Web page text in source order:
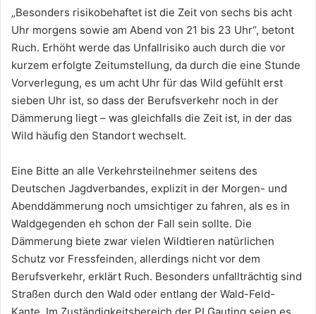
„Besonders risikobehaftet ist die Zeit von sechs bis acht
Uhr morgens sowie am Abend von 21 bis 23 Uhr“, betont
Ruch. Erhöht werde das Unfallrisiko auch durch die vor
kurzem erfolgte Zeitumstellung, da durch die eine Stunde
Vorverlegung, es um acht Uhr für das Wild gefühlt erst
sieben Uhr ist, so dass der Berufsverkehr noch in der
Dämmerung liegt – was gleichfalls die Zeit ist, in der das
Wild häufig den Standort wechselt.
Eine Bitte an alle Verkehrsteilnehmer seitens des
Deutschen Jagdverbandes, explizit in der Morgen- und
Abenddämmerung noch umsichtiger zu fahren, als es in
Waldgegenden eh schon der Fall sein sollte. Die
Dämmerung biete zwar vielen Wildtieren natürlichen
Schutz vor Fressfeinden, allerdings nicht vor dem
Berufsverkehr, erklärt Ruch. Besonders unfallträchtig sind
Straßen durch den Wald oder entlang der Wald-Feld-